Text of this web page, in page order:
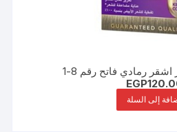
رمادي فاتح رقم 8-1
EGP
إلى السلة